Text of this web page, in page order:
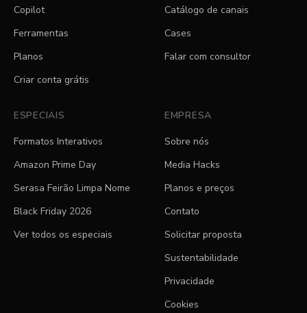
Copilot
Ferramentas
Planos
Criar conta grátis
Catálogo de canais
Cases
Falar com consultor
ESPECIAIS
Formatos Interativos
Amazon Prime Day
Serasa Feirão Limpa Nome
Black Friday 2026
Ver todos os especiais
EMPRESA
Sobre nós
Media Hacks
Planos e preços
Contato
Solicitar proposta
Sustentabilidade
Privacidade
Cookies